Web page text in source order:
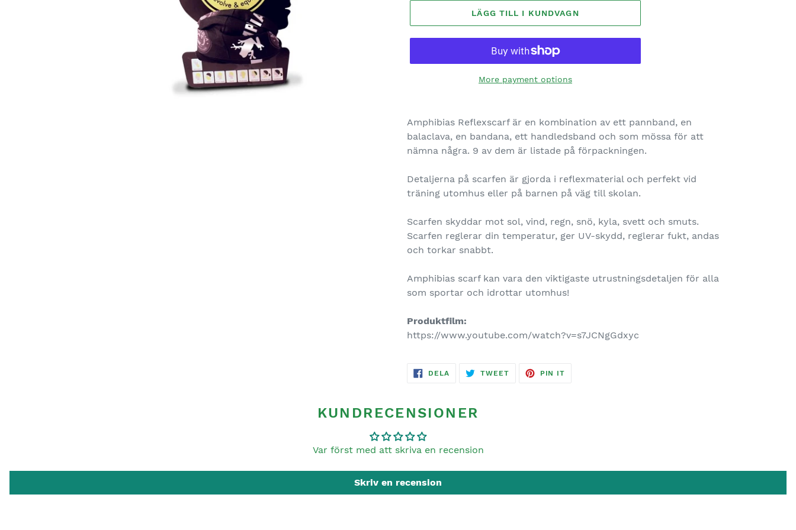
LÄGG TILL I KUNDVAGN
More payment options
Amphibias Reflexscarf är en kombination av ett pannband, en
balaclava, en bandana, ett handledsband och som mössa för att
nämna några. 9 av dem är listade på förpackningen.
Detaljerna på scarfen är gjorda i reflexmaterial och perfekt vid
träning utomhus eller på barnen på väg till skolan.
Scarfen skyddar mot sol, vind, regn, snö, kyla, svett och smuts.
Scarfen reglerar din temperatur, ger UV-skydd, reglerar fukt, andas
och torkar snabbt.
Amphibias scarf kan vara den viktigaste utrustningsdetaljen för alla
som sportar och idrottar utomhus!
Produktfilm:
https://www.youtube.com/watch?v=s7JCNgGdxyc
DELA DELA
TWEETTWEET
PIN IT
KUNDRECENSIONER
Var först med att skriva en recension
Skriv en recension